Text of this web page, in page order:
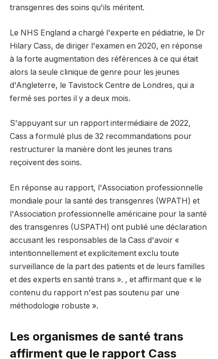
transgenres des soins qu'ils méritent.
Le NHS England a chargé l'experte en pédiatrie, le Dr
Hilary Cass, de diriger l'examen en 2020, en réponse
à la forte augmentation des références à ce qui était
alors la seule clinique de genre pour les jeunes
d'Angleterre, le Tavistock Centre de Londres, qui a
fermé ses portes il y a deux mois.
S'appuyant sur un rapport intermédiaire de 2022,
Cass a formulé plus de 32 recommandations pour
restructurer la manière dont les jeunes trans
reçoivent des soins.
En réponse au rapport, l'Association professionnelle
mondiale pour la santé des transgenres (WPATH) et
l'Association professionnelle américaine pour la santé
des transgenres (USPATH) ont publié une déclaration
accusant les responsables de la Cass d'avoir «
intentionnellement et explicitement exclu toute
surveillance de la part des patients et de leurs familles
et des experts en santé trans ». , et affirmant que « le
contenu du rapport n'est pas soutenu par une
méthodologie robuste ».
Les organismes de santé trans
affirment que le rapport Cass